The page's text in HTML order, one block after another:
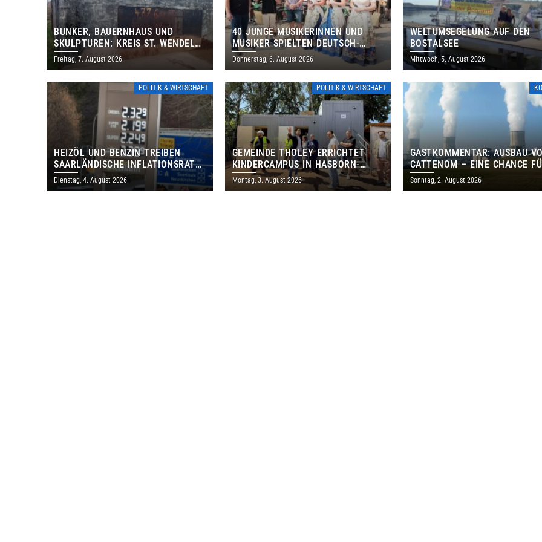
BUNKER, BAUERNHAUS UND
SKULPTUREN: KREIS ST. WENDEL
LÄDT ZUM TAG DES OFFENEN
DENKMALS EIN
Freitag, 7. August 2026
40 JUNGE MUSIKERINNEN UND
MUSIKER SPIELTEN DEUTSCH-
BRASILIANISCHES PROGRAMM IN
THOLEY
Donnerstag, 6. August 2026
WELTUMSEGELUNG AUF DEN
BOSTALSEE
Mittwoch, 5. August 2026
POLITIK & WIRTSCHAFT
HEIZÖL UND BENZIN TREIBEN
SAARLÄNDISCHE INFLATIONSRATE
IM JULI AUF 3,2 PROZENT
Dienstag, 4. August 2026
POLITIK & WIRTSCHAFT
GEMEINDE THOLEY ERRICHTET
KINDERCAMPUS IN HASBORN-
DAUTWEILER FÜR RUND 8,5 BIS 9
MILLIONEN EURO
Montag, 3. August 2026
GASTKOMMENTAR: AUSBAU
CATTENOM – EINE CHANCE
LOTHRINGEN UND DAS
Sonntag, 2. August 2026